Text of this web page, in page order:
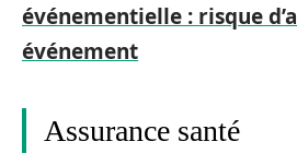
événementielle : risque
événement
Assurance santé